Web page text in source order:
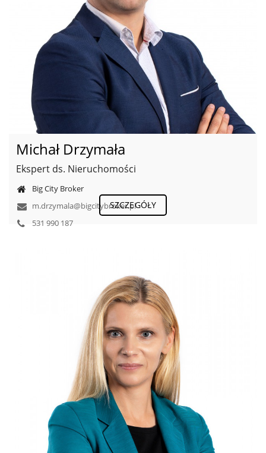
Michał Drzymała
Ekspert ds. Nieruchomości
Big City Broker
m.drzymala@bigcitybroker.pl
531 990 187
SZCZEGÓŁY